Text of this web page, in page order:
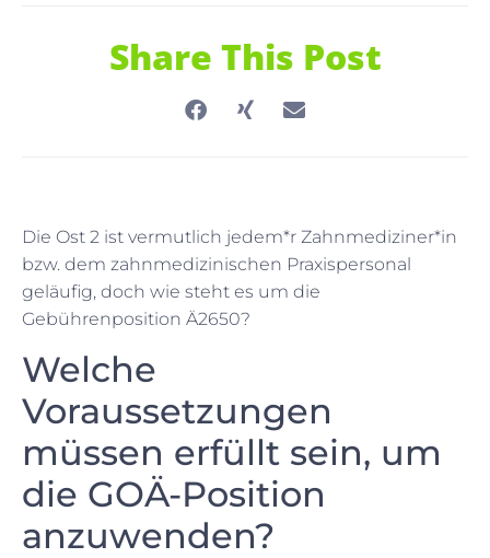
Share This Post
Die Ost 2 ist vermutlich jedem*r Zahnmediziner*in
bzw. dem zahnmedizinischen Praxispersonal
geläufig, doch wie steht es um die
Gebührenposition Ä2650?
Welche
Voraussetzungen
müssen erfüllt sein, um
die GOÄ-Position
anzuwenden?